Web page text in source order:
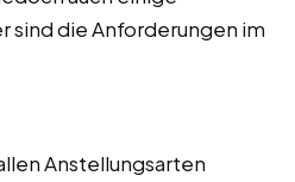
sind die Anforderungen im
Anstellungsarten